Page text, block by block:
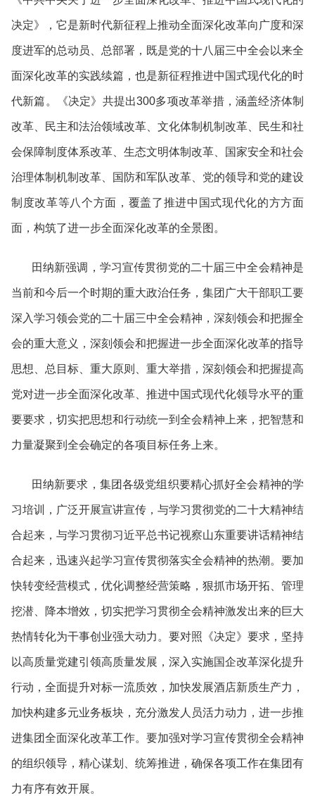
决定》，它是新时代新征程上推动全面深化改革向广度和深
度进军的总动员、总部署，既是党的十八届三中全会以来全
面深化改革的实践续篇，也是新征程推进中国式现代化的时
代新篇。《决定》共提出300多项改革举措，涵盖经济体制
改革、民主和法治领域改革、文化体制机制改革、民生和社
会保障制度体系改革、生态文明体制改革、国家安全和社会
治理体制机制改革、国防和军队改革、党的领导和党的建设
制度改革等八个方面，覆盖了推进中国式现代化的方方面
面，构筑了进一步全面深化改革的全景图。
田纳新强调，学习宣传贯彻党的二十届三中全会精神是
当前和今后一个时期的重大政治任务，集团广大干部职工要
深入学习领会党的二十届三中全会精神，深刻领会和把握全
会的重大意义，深刻领会和把握进一步全面深化改革的指导
思想、总目标、重大原则、重大举措，深刻领会和把握提高
党对进一步全面深化改革、推进中国式现代化领导水平的重
要要求，切实把思想和行动统一到全会精神上来，把智慧和
力量凝聚到全会确定的各项目标任务上来。
田纳新要求，集团各级党组织要精心抓好全会精神的学
习培训，广泛开展宣讲宣传，与学习贯彻党的二十大精神结
合起来，与学习贯彻习近平总书记视察山东重要讲话精神结
合起来，迅速兴起学习宣传贯彻落实全会精神的热潮。要加
快转变经营模式，优化调整经营策略，狠抓市场开拓、管理
挖潜、降本增效，切实把学习贯彻全会精神激发出来的巨大
热情转化为干事创业强大动力。要对照《决定》要求，坚持
以高质量党建引领高质量发展，深入实施国企改革深化提升
行动，全面提升对标一流质效，加快发展酒店新质生产力，
加快构建多元业务板块，充分激发人员活力动力，进一步推
进集团全面深化改革工作。要加强对学习宣传贯彻全会精神
的组织领导，精心谋划、统筹推进，确保各项工作在集团有
力有序有效开展。